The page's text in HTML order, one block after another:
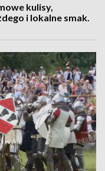
kulisy,
i lokalne smak.